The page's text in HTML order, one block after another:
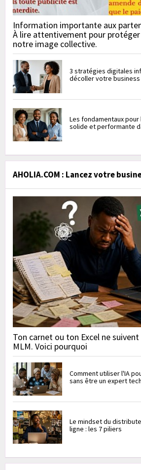
Information importante aux
À lire attentivement pour
notre image collective.
3 stratégies digitales
décoller votre business
Les fondamentaux
solide et performante
AHOLIA.COM : Lancez votre
Ton carnet ou ton Excel ne
MLM. Voici pourquoi
Comment utiliser l'IA
sans être un expert tech
Le mindset du
ligne : les 7 piliers